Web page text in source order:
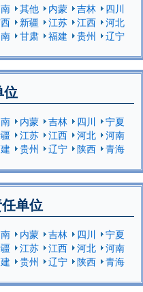
其他 内蒙 吉林
四川
新疆 江苏 江西
河北
甘肃 福建 贵州
辽宁
内蒙 吉林 四川
宁夏
江苏 江西 河北
河南
贵州 辽宁 陕西
青海
单位
内蒙 吉林 四川
宁夏
江苏 江西 河北
河南
贵州 辽宁 陕西
青海